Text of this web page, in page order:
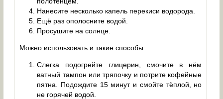
Нанесите несколько капель перекиси водорода.
Ещё раз ополосните водой.
Просушите на солнце.
Можно использовать и такие способы:
Слегка подогрейте глицерин, смочите в нём
ватный тампон или тряпочку и потрите кофейные
пятна. Подождите 15 минут и смойте тёплой, но
не горячей водой.